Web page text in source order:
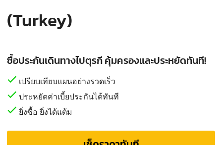
(Turkey)
ซื้อประกันเดินทางไปตุรกี คุ้มครองและประหยัดทันที!
เปรียบเทียบแผนอย่างรวดเร็ว
ประหยัดค่าเบี้ยประกันได้ทันที
ยิ่งซื้อ ยิ่งได้แต้ม